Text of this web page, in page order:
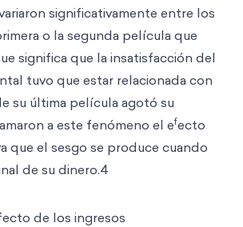
significativamente entre los
o la segunda película que
significa que la insatisfacción del
tuvo que estar relacionada con
su última película agotó su
a este fenómeno el efecto
que el sesgo se produce cuando
de su dinero.4
de los ingresos